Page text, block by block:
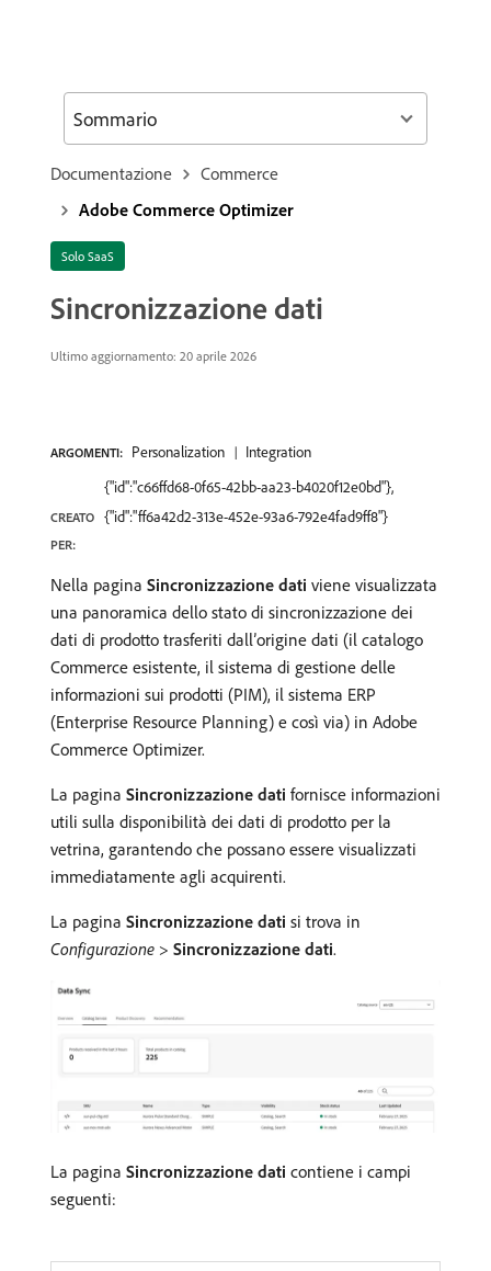
Documentazione
Commerce
Adobe Commerce Optimizer
Solo SaaS
Sincronizzazione dati
Ultimo aggiornamento: 20 aprile 2026
ARGOMENTI: Personalization Integration
CREATO
PER:
{"id":"c66ffd68-0f65-42bb-aa23-b4020f12e0bd"},
{"id":"ff6a42d2-313e-452e-93a6-792e4fad9ff8"}
Nella pagina Sincronizzazione dati viene visualizzata
una panoramica dello stato di sincronizzazione dei
dati di prodotto trasferiti dall’origine dati (il catalogo
Commerce esistente, il sistema di gestione delle
informazioni sui prodotti (PIM), il sistema ERP
(Enterprise Resource Planning) e così via) in Adobe
Commerce Optimizer.
La pagina Sincronizzazione dati fornisce informazioni
utili sulla disponibilità dei dati di prodotto per la
vetrina, garantendo che possano essere visualizzati
immediatamente agli acquirenti.
La pagina Sincronizzazione dati si trova in
Configurazione > Sincronizzazione dati.
La pagina Sincronizzazione dati contiene i campi
seguenti:
Sommario